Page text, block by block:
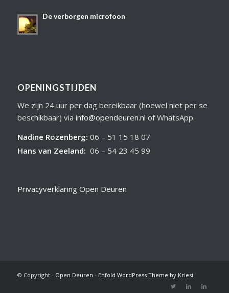
De verborgen microfoon
OPENINGSTIJDEN
We zijn 24 uur per dag bereikbaar (hoewel niet per se
beschikbaar) via info@opendeuren.nl of WhatsApp.
Nadine Rozenberg: 06 – 51 15 18 07
Hans van Zeeland: 06 – 54 23 45 99
Privacyverklaring Open Deuren
© Copyright - Open Deuren - Enfold WordPress Theme by Kriesi